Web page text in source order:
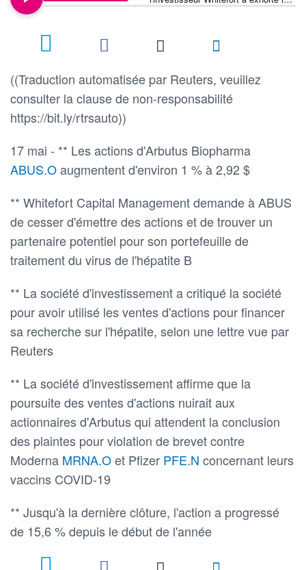
société à cesser la vente d'actions
((Traduction automatisée par Reuters, veuillez
consulter la clause de non-responsabilité
https://bit.ly/rtrsauto))
17 mai - ** Les actions d'Arbutus Biopharma
ABUS.Oaugmentent d'environ 1 % à 2,92 $
** Whitefort Capital Management demande à ABUS
de cesser d'émettre des actions et de trouver un
partenaire potentiel pour son portefeuille de
traitement du virus de l'hépatite B
** La société d'investissement a critiqué la société
pour avoir utilisé les ventes d'actions pour financer
sa recherche sur l'hépatite, selon une lettre vue par
Reuters
** La société d'investissement affirme que la
poursuite des ventes d'actions nuirait aux
actionnaires d'Arbutus qui attendent la conclusion
des plaintes pour violation de brevet contre
Moderna MRNA.Oet Pfizer PFE.N concernant leurs
vaccins COVID-19
** Jusqu'à la dernière clôture, l'action a progressé
de 15,6 % depuis le début de l'année